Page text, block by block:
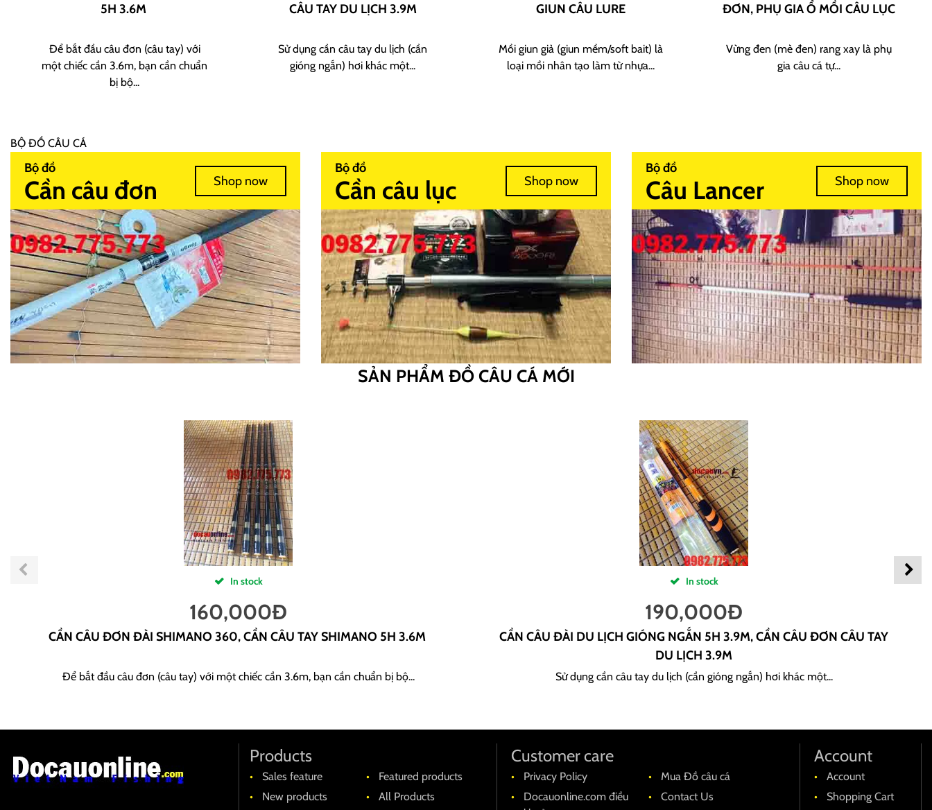
5H 3.6M
Để bắt đầu câu đơn (câu tay) với
một chiếc cần 3.6m, bạn cần chuẩn
bị bộ...
CÂU TAY DU LỊCH 3.9M
Sử dụng cần câu tay du lịch (cần
gióng ngắn) hơi khác một...
GIUN CÂU LURE
Mồi giun giả (giun mềm/soft bait) là
loại mồi nhân tạo làm từ nhựa...
ĐƠN, PHỤ GIA Ổ MỒI CÂU LỤC
Vừng đen (mè đen) rang xay là phụ
gia câu cá tự...
BỘ ĐỒ CÂU CÁ
Bộ đồ
Cần câu đơn Shop now
Bộ đồ
Cần câu lục Shop now
Bộ đồ
Câu Lancer Shop now
SẢN PHẨM ĐỒ CÂU CÁ MỚI
In stock
160,000Đ
CẦN CÂU ĐƠN ĐÀI SHIMANO 360, CẦN CÂU TAY SHIMANO 5H 3.6M
Để bắt đầu câu đơn (câu tay) với một chiếc cần 3.6m, bạn cần chuẩn bị bộ...
In stock
190,000Đ
CẦN CÂU ĐÀI DU LỊCH GIÓNG NGẮN 5H 3.9M, CẦN CÂU ĐƠN CÂU TAY
DU LỊCH 3.9M
Sử dụng cần câu tay du lịch (cần gióng ngắn) hơi khác một...
Products
Sales feature
Featured products
New products
All Products
Customer care
Privacy Policy
Mua Đồ câu cá
Docauonline.com điều
Contact Us
Account
Account
Shopping Cart